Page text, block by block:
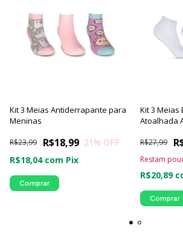
Kit 3 Meias Antiderrapante para
Meninas
R$18,99
R$23,99 21 % OFF
R$18,04 com Pix
Comprar
Kit 3 Meias
Atoalhada
R$27,99
R$20,89
Restam
Comprar